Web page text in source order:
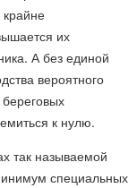
их
А без единой
вероятного
к нулю.
так называемой
специальных